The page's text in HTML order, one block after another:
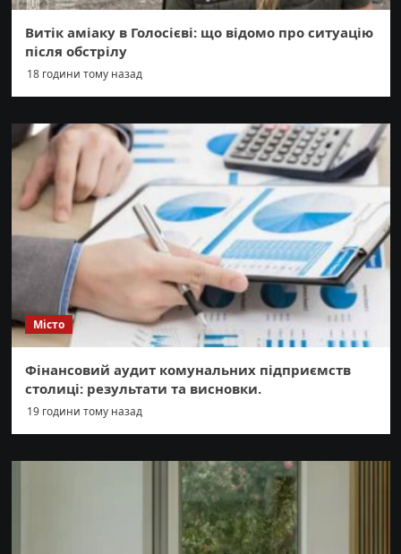
Витік аміаку в Голосієві: що відомо про ситуацію
після обстрілу
18 години тому назад
Місто
Фінансовий аудит комунальних підприємств
столиці: результати та висновки.
19 години тому назад